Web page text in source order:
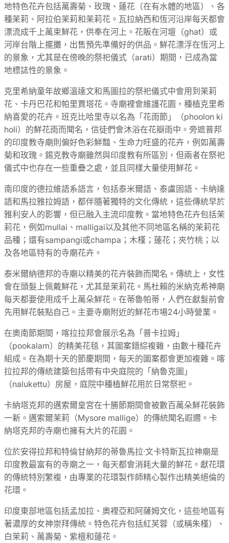
地特色花卉包括萬壽菊、玫瑰、蓮花（在有水體的地區）、各
種茉莉、阿拉伯茉莉和茉莉花。瓦拉納西和恆河沿岸每天都會
漂流成千上萬束鮮花，供奉在河上。花販在河壇（ghat）或
河岸台階上擺攤，出售預先準備好的供品。鮮花漂浮在恆河上
的景象，尤其是在傍晚的祭祀儀式（arati）期間，已成為當
地標誌性的景象。
克里希納童年故鄉溫達文和馬圖拉的祭祀儀式中會用到茉莉
花、卡丹巴花和帕里賈塔花。寺廟裡會維護花園，種植克里希
納喜愛的花卉。班克比哈里寺以名為「花雨節」（phoolon ki
holi）的鮮花雨而聞名，信徒們會沐浴在花瓣雨中。旁遮普邦
的印度教寺廟則偏好色彩鮮豔、生命力旺盛的花卉，例如萬壽
菊和玫瑰。錫克教寺廟雖然與印度教有所區別，但兩者在祭祀
儀式中也存在一些重疊之處，並且同樣大量使用鮮花。
南印度的德拉維語系語言，包括泰米爾語、泰盧固語、卡納達
語和馬拉雅拉姆語，都伴隨著獨特的文化傳統，這些傳統早於
雅利安人的影響，但已融入主流印度教。當地特色花卉包括茉
莉花，例如mullai、malligai以及其他不同地區名稱的茉莉花
品種；還有sampangi或champa；木槿；蓮花；夾竹桃；以
及各地區特有的寺廟花卉。
泰米爾納德邦的寺廟以精美的花卉裝飾而聞名。傳統上，女性
會在頭髮上佩戴鮮花，尤其是茉莉花。馬杜賴的米納克希神廟
每天都要使用成千上萬朵鮮花。在蒂魯帕蒂，人們在獻髮前會
先用鮮花裝點自己。主要寺廟附近的鮮花市場24小時營業。
在奧南節期間，喀拉拉邦會展示名為「普卡拉姆」
（pookalam）的精美花毯，其圖案錯綜複雜，由數十種花卉
組成。在為期十天的節慶期間，每天的圖案都會更加複雜。喀
拉拉邦的傳統建築包括帶有中央庭院的「納魯克圖」
（nalukettu）房屋，庭院中種植鮮花用於日常祭祀。
卡納塔克邦的邁索爾皇宮在十勝節期間會被數百萬朵鮮花裝飾
一新。邁索爾茉莉（Mysore mallige）的傳統聞名遐邇。卡
納塔克邦的寺廟也擁有大片的花園。
位於安得拉邦和特倫甘納邦的蒂魯馬拉·文卡特斯瓦拉神廟是
印度教最富有的寺廟之一，每天都會消耗大量的鮮花。獻花環
的傳統特別繁複，由專業的花環製作師精心製作出精美絕倫的
花環。
印度東部地區包括孟加拉、奧裡亞和阿薩姆文化，這些地區有
著濃厚的女神崇拜傳統。特色花卉包括紅芙蓉（或稱朱槿）、
白茉莉、萬壽菊、紫檀和蓮花。